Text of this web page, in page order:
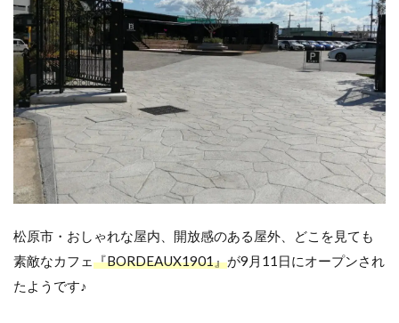
松原市・おしゃれな屋内、開放感のある屋外、どこを見ても
素敵なカフェ『BORDEAUX1901』が9月11日にオープンされ
たようです♪